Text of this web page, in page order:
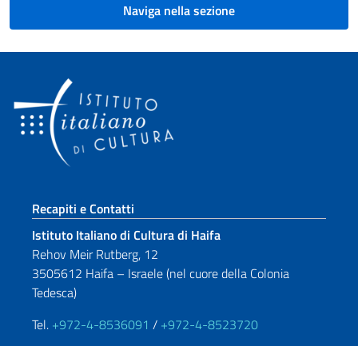
Naviga nella sezione
Sezione footer
Recapiti e Contatti
Istituto Italiano di Cultura di Haifa
Rehov Meir Rutberg, 12
3505612 Haifa – Israele (nel cuore della Colonia
Tedesca)
Tel. +972-4-8536091 / +972-4-8523720